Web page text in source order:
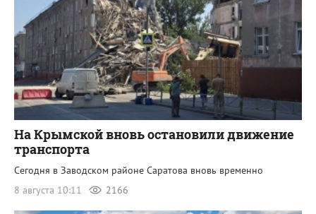
На Крымской вновь остановили движение
транспорта
Сегодня в Заводском районе Саратова вновь временно
8 августа 10:11
2166